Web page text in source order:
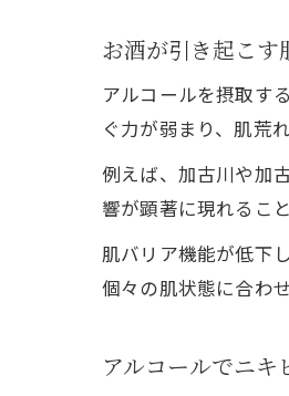
お酒が引き起こす
アルコールを摂取す
ぐ力が弱まり、肌荒
例えば、加古川や加
響が顕著に現れるこ
肌バリア機能が低下
個々の肌状態に合わ
アルコールでニ